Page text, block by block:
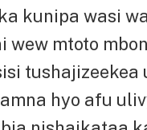
kunipa wasi
wew mtoto
tushajizeekea
hyo afu